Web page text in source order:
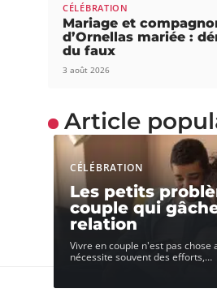
CÉLÉBRATION
Mariage et
d’Ornellas mariée :
du faux
3 août 2026
Article
CÉLÉBRATION
Les petits
couple qui
relation
Vivre en couple n'est pas chose
nécessite souvent des efforts,…